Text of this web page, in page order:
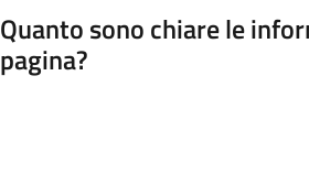
Quanto sono chiare le
pagina?